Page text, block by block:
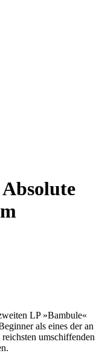
LP »Bambule«
als eines der an
umschiffenden